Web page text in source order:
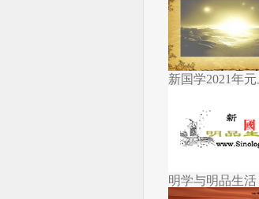
新国学2021年
明学与明品生活